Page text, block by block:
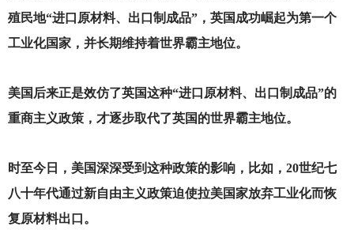
殖民地“进口原材料、出口制成品”，英国成功崛起为第一个
工业化国家，并长期维持着世界霸主地位。
美国后来正是效仿了英国这种“进口原材料、出口制成品”的
重商主义政策，才逐步取代了英国的世界霸主地位。
时至今日，美国深深受到这种政策的影响，比如，20世纪七
八十年代通过新自由主义政策迫使拉美国家放弃工业化而恢
复原材料出口。